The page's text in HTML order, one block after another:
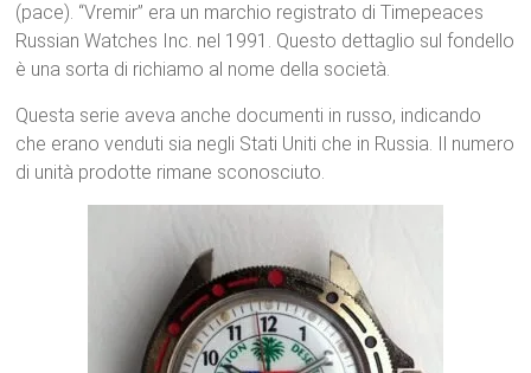
(pace). “Vremir” era un marchio registrato di Timepeaces
Russian Watches Inc. nel 1991. Questo dettaglio sul fondello
è una sorta di richiamo al nome della società.
Questa serie aveva anche documenti in russo, indicando
che erano venduti sia negli Stati Uniti che in Russia. Il numero
di unità prodotte rimane sconosciuto.